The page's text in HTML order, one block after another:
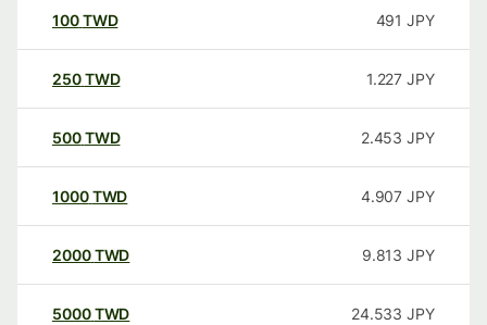
100TWD 491 JPY
250TWD 1.227 JPY
500TWD 2.453 JPY
1000TWD 4.907 JPY
2000TWD 9.813 JPY
5000TWD 24.533 JPY